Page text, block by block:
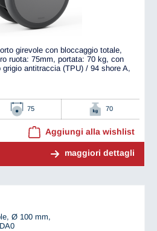
girevole con bloccaggio totale,
ruota: 75mm, portata: 70 kg, con
antitraccia (TPU) / 94 shore A,
75 70
Aggiungi alla wishlist
maggiori dettagli
Ø 100 mm,